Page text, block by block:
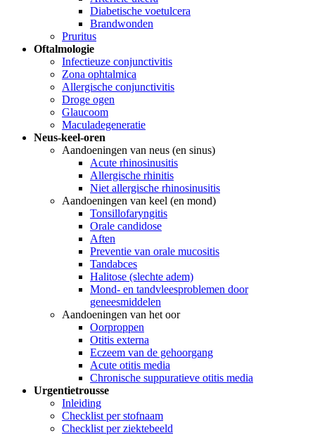
Diabetische voetulcera
Brandwonden
Pruritus
Oftalmologie
Infectieuze conjunctivitis
Zona ophtalmica
Allergische conjunctivitis
Droge ogen
Glaucoom
Maculadegeneratie
Neus-keel-oren
Aandoeningen van neus (en sinus)
Acute rhinosinusitis
Allergische rhinitis
Niet allergische rhinosinusitis
Aandoeningen van keel (en mond)
Tonsillofaryngitis
Orale candidose
Aften
Preventie van orale mucositis
Tandabces
Halitose (slechte adem)
Mond- en tandvleesproblemen door
geneesmiddelen
Aandoeningen van het oor
Oorproppen
Otitis externa
Eczeem van de gehoorgang
Acute otitis media
Chronische suppuratieve otitis media
Urgentietrousse
Inleiding
Checklist per stofnaam
Checklist per ziektebeeld